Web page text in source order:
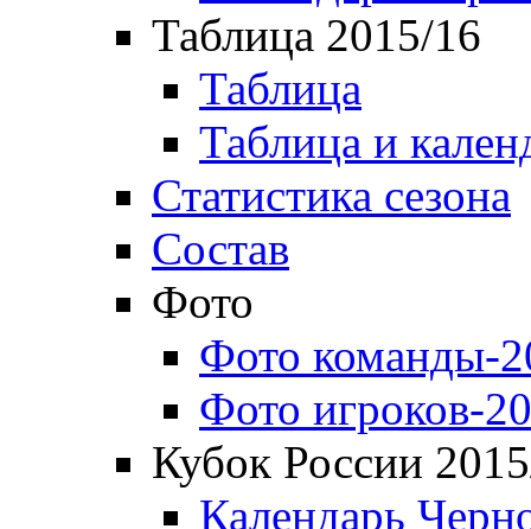
Таблица 2015/16
Таблица
Таблица и
Статистика сезона
Состав
Фото
Фото команды-
Фото игроков-
Кубок России
Календарь